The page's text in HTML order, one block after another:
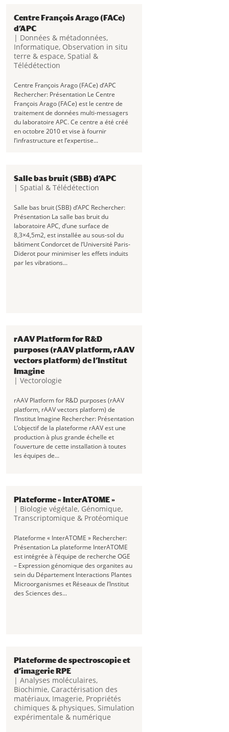
Centre François Arago (FACe)
d’APC
| Données & métadonnées,
Informatique, Observation in situ
terre & espace, Spatial &
Télédétection
Centre François Arago (FACe) d’APC
Rechercher: Présentation Le Centre
François Arago (FACe) est le centre de
traitement de données multi-messagers
du laboratoire APC. Ce centre a été créé
en octobre 2010 et vise à fournir
l’infrastructure et l’expertise...
Salle bas bruit (SBB) d’APC
| Spatial & Télédétection
Salle bas bruit (SBB) d’APC Rechercher:
Présentation La salle bas bruit du
laboratoire APC, d’une surface de
8,3×4,5m2, est installée au sous-sol du
bâtiment Condorcet de l’Université Paris-
Diderot pour minimiser les effets induits
par les vibrations...
rAAV Platform for R&D
purposes (rAAV platform, rAAV
vectors platform) de l’Institut
Imagine
| Vectorologie
rAAV Platform for R&D purposes (rAAV
platform, rAAV vectors platform) de
l’Institut Imagine Rechercher: Présentation
L’objectif de la plateforme rAAV est une
production à plus grande échelle et
l’ouverture de cette installation à toutes
les équipes de...
Plateforme « InterATOME »
| Biologie végétale, Génomique,
Transcriptomique & Protéomique
Plateforme « InterATOME » Rechercher:
Présentation La plateforme InterATOME
est intégrée à l’équipe de recherche OGE
– Expression génomique des organites au
sein du Département Interactions Plantes
Microorganismes et Réseaux de l’Institut
des Sciences des...
Plateforme de spectroscopie et
d’imagerie RPE
| Analyses moléculaires,
Biochimie, Caractérisation des
matériaux, Imagerie, Propriétés
chimiques & physiques, Simulation
expérimentale & numérique